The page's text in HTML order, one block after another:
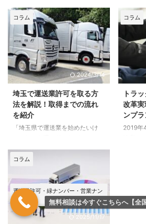
高まっています。 そんな中、注
目されているのが「物流顧問」と
呼ばれるサービスです。 本記事
では、物流顧問について紹介しま
す。 役割や依頼するメリット、
具体的なサービス内容も取り上げ
るので、ぜひ参考にしてくださ
は、運送業に関する専門的な知識
と経験を持った専門家が、運送会
社に対してアドバイスやサポート
を行うサービスのことです。 運
から業務効率化、運行管理の最適
...
よね。
「税金
料」、
色々な
事では
かかる
その種
トラッ
ださい
響する
動車に
コラム
2024/3/14
埼玉で運送業許可を取る方
法を解説！取得までの流れ
を紹介
「埼玉県で運送業を始めたいけ
からない」 「許可申請はどのよ
うに進めたらいいの？」 と疑問
に思っている方のために、本記事
では埼玉県で運送業許可を取る方
法を一から解説します。 許可取
得までの流れや必要書類について
も詳しく解説していくので、これ
から運送業を始めたいと考えてい
コラム
トラ
改革実
ンプ
2019年
で問題
人手不
コラム
運送業許可・緑ナンバー・営業ナン
バー
2025/11/17
無料相談は今すぐこちらへ【全